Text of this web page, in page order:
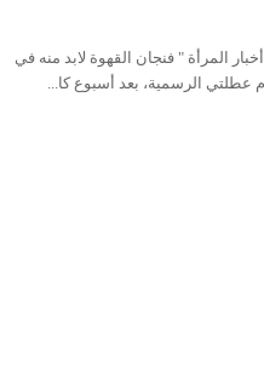
المرأة " فنجان القهوة لابد منه في
عطلتي الرسمية، بعد أسبوع كا...